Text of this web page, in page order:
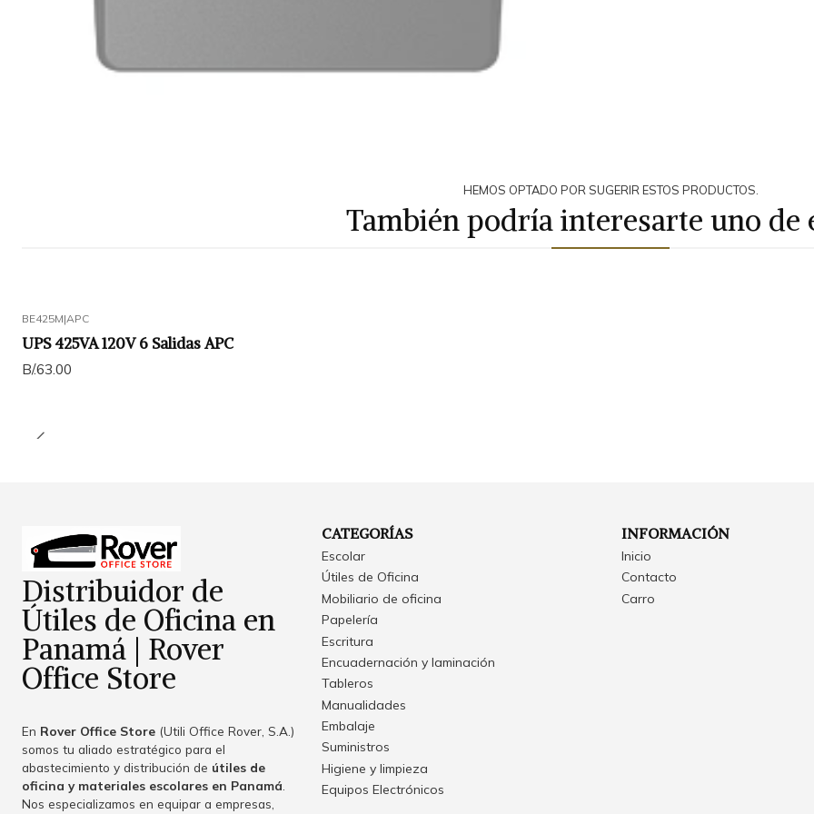
HEMOS OPTADO POR SUGERIR ESTOS PRODUCTOS.
También podría interesarte uno de
BE425M|APC
UPS 425VA 120V 6 Salidas APC
B/.63.00
Distribuidor de
Útiles de Oficina en
Panamá | Rover
Office Store
En Rover Office Store (Utili Office Rover, S.A.)
somos tu aliado estratégico para el
abastecimiento y distribución de útiles de
oficina y materiales escolares en Panamá
Nos especializamos en equipar a empresas,
CATEGORÍAS
Escolar
Útiles de Oficina
Mobiliario de oficina
Papelería
Escritura
Encuadernación y laminación
Tableros
Manualidades
Embalaje
Suministros
Higiene y limpieza
Equipos Electrónicos
INFORMACIÓN
Inicio
Contacto
Carro